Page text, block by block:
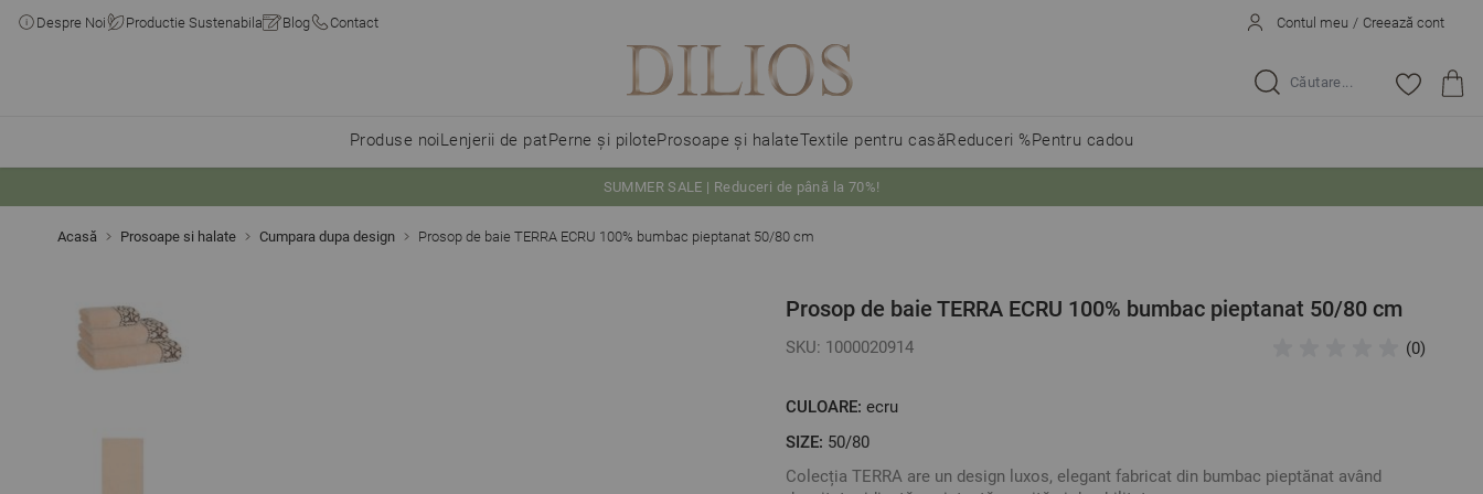
Despre Noi Productie Sustenabila Blog Contact Contul meu / Creează cont
Caută...
Produse noiLenjerii de patPerne și piloteProsoape și halateTextile pentru casăReduceri %Pentru cadou
SUMMER SALE | Reduceri de până la 70%!
Acasă Prosoape si halate Cumpara dupa design Prosop de baie TERRA ECRU 100% bumbac pieptanat 50/80 cm
Prosop de baie TERRA ECRU 100% bumbac pieptanat 50/80 cm
SKU: 1000020914 (0)
CULOARE: ecru
SIZE: 50/80
Colecția TERRA are un design luxos, elegant fabricat din bumbac pieptănat având